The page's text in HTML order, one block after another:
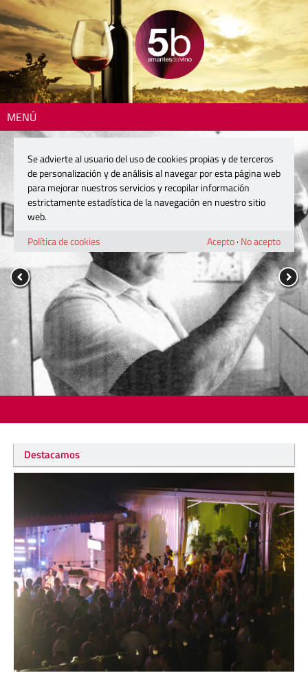
MENÚ
Destacamos
Se advierte al usuario del uso de cookies propias y de terceros
de personalización y de análisis al navegar por esta página web
para mejorar nuestros servicios y recopilar información
estrictamente estadística de la navegación en nuestro sitio
web.
Política de cookies
Acepto· No acepto